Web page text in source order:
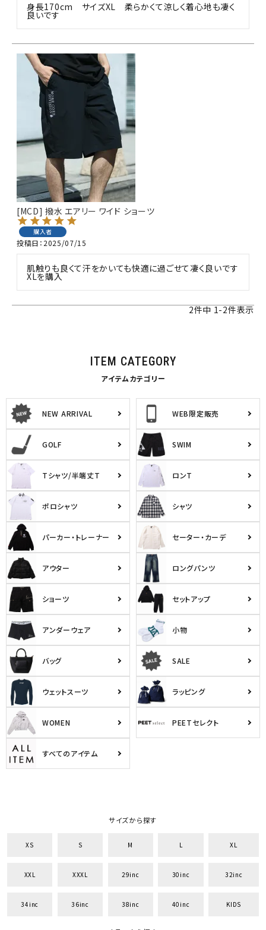
身長170cm　サイズXL　柔らかくて涼しく着心地も凄く
良いです
[MCD] 撥水 エアリー ワイド ショーツ
購入者
投稿日 2025/07/15
肌触りも良くて汗をかいても快適に過ごせて凄く良いです
XLを購入
2件中 1-2件表示
ITEM CATEGORY
アイテムカテゴリー
NEW ARRIVAL WEB限定販売
GOLF SWIM
Tシャツ/半端丈T ロンT
ポロシャツ シャツ
パーカー・トレーナー セーター・カーデ
アウター ロングパンツ
ショーツ セットアップ
アンダーウェア 小物
バッグ SALE
ウェットスーツ ラッピング
WOMEN PEETセレクト
すべてのアイテム
サイズから探す
XS S M L XL
XXL XXXL 29inc 30inc 32inc
34inc 36inc 38inc 40inc KIDS